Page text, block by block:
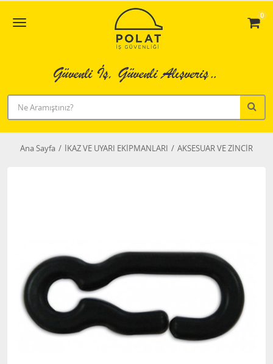
0
Ana Sayfa İKAZ VE UYARI EKİPMANLARI AKSESUAR VE ZİNCİR